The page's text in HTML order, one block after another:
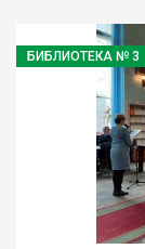
БИБЛИОТЕКА № 3